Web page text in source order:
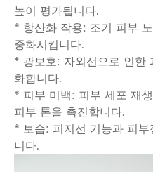
높이 평가됩니다.
* 항산화 작용: 조기 피부
중화시킵니다.
* 광보호: 자외선으로 인한
화합니다.
* 피부 미백: 피부 세포 재
피부 톤을 촉진합니다.
* 보습: 피지선 기능과 피
니다.